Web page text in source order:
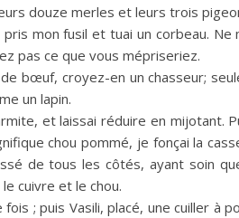
douze merles et leurs trois
mon fusil et tuai un corbeau.
pas ce que vous mépriseriez.
bœuf, croyez-en un chasseur;
un lapin.
et laissai réduire en mijotant.
chou pommé, je fonçai la
de tous les côtés, ayant soin
cuivre et le chou.
; puis Vasili, placé, une cuiller à